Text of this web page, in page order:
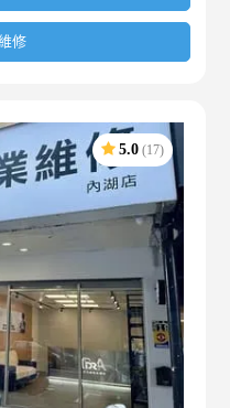
修
5.0 (17)